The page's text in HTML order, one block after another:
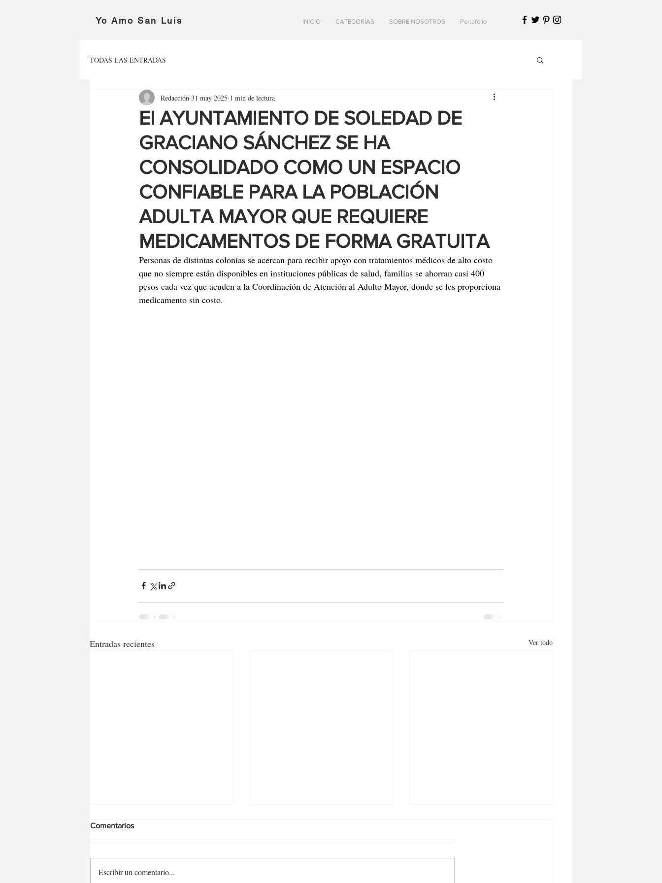
Yo Amo San Luis INICIO CATEGORÍAS SOBRE NOSOTROS Portafolio
TODAS LAS ENTRADAS
El AYUNTAMIENTO DE SOLEDAD DE
GRACIANO SÁNCHEZ SE HA
CONSOLIDADO COMO UN ESPACIO
CONFIABLE PARA LA POBLACIÓN
ADULTA MAYOR QUE REQUIERE
MEDICAMENTOS DE FORMA GRATUITA
Redacción 31 may 2025 1 min de lectura
Personas de distintas colonias se acercan para recibir apoyo con tratamientos médicos de alto costo
que no siempre están disponibles en instituciones públicas de salud, familias se ahorran casi 400
pesos cada vez que acuden a la Coordinación de Atención al Adulto Mayor, donde se les proporciona
medicamento sin costo.
Entradas recientes Ver todo
Comentarios
Escribir un comentario...